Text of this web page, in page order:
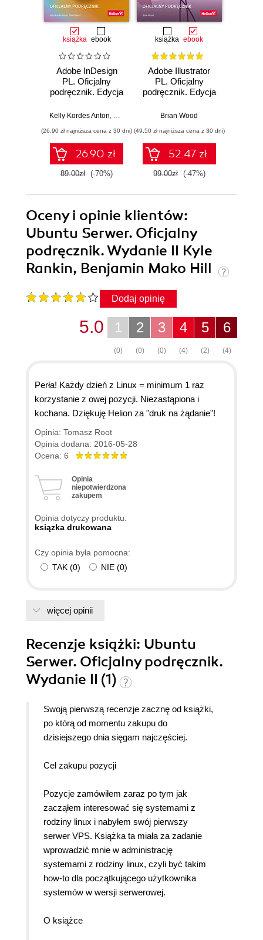
książka ebook
Adobe InDesign
PL. Oficjalny
podręcznik. Edycja
Kelly Kordes Anton
(26,90 zł najniższa cena z 30 dni)
26.90 zł
89.00zł (-70%)
książka ebook
Adobe Illustrator
PL. Oficjalny
podręcznik. Edycja
Brian Wood
(49,50 zł najniższa cena z 30 dni)
52.47 zł
99.00zł (-47%)
Oceny i opinie klientów:
Ubuntu Serwer. Oficjalny
podręcznik. Wydanie II Kyle
Rankin, Benjamin Mako Hill
Dodaj opinię
6
(4)
5
(2)
4
(4)
3
(0)
2
(0)
1
(0)
5.0
Perła! Każdy dzień z Linux = minimum 1 raz
korzystanie z owej pozycji. Niezastąpiona i
kochana. Dziękuję Helion za "druk na żądanie"!
Opinia: Tomasz Root
Opinia dodana: 2016-05-28
Ocena: 6
Opinia
niepotwierdzona
zakupem
Opinia dotyczy produktu:
ksiązka drukowana
Czy opinia była pomocna:
TAK (0) NIE (0)
więcej opinii
Recenzje książki: Ubuntu
Serwer. Oficjalny podręcznik.
Wydanie II (1)
Swoją pierwszą recenzje zacznę od książki,
po którą od momentu zakupu do
dzisiejszego dnia sięgam najczęściej.
Cel zakupu pozycji
Pozycje zamówiłem zaraz po tym jak
zacząłem interesować się systemami z
rodziny linux i nabyłem swój pierwszy
serwer VPS. Książka ta miała za zadanie
wprowadzić mnie w administrację
systemami z rodziny linux, czyli być takim
how-to dla początkującego użytkownika
systemów w wersji serwerowej.
O książce